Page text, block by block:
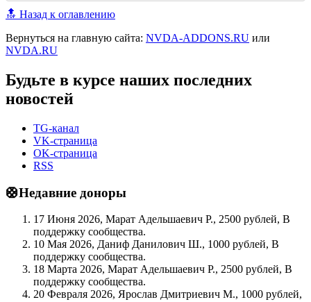
🔝 Назад к оглавлению
Вернуться на главную сайта: NVDA-ADDONS.RU или
NVDA.RU
Будьте в курсе наших последних
новостей
TG-канал
VK-страница
OK-страница
RSS
🛟Недавние доноры
17 Июня 2026, Марат Адельшаевич Р., 2500 рублей, В
поддержку сообщества.
10 Мая 2026, Даниф Данилович Ш., 1000 рублей, В
поддержку сообщества.
18 Марта 2026, Марат Адельшаевич Р., 2500 рублей, В
поддержку сообщества.
20 Февраля 2026, Ярослав Дмитриевич М., 1000 рублей,